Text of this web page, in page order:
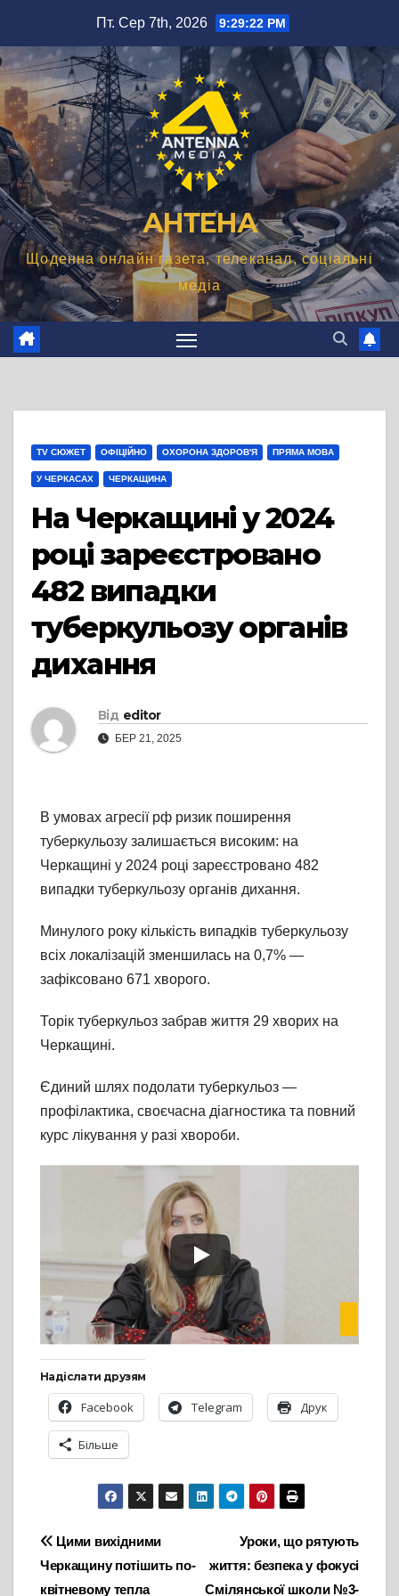
вмісту
Пт. Сер 7th, 2026 9:29:23 PM
АНТЕНА
Щоденна онлайн газета, телеканал, соціальні
медіа
TV СЮЖЕТ ОФІЦІЙНО ОХОРОНА ЗДОРОВ'Я ПРЯМА МОВА
У ЧЕРКАСАХ ЧЕРКАЩИНА
На Черкащині у 2024
році зареєстровано
482 випадки
туберкульозу органів
дихання
Від editor
БЕР 21, 2025
В умовах агресії рф ризик поширення
туберкульозу залишається високим: на
Черкащині у 2024 році зареєстровано 482
випадки туберкульозу органів дихання.
Минулого року кількість випадків туберкульозу
всіх локалізацій зменшилась на 0,7% —
зафіксовано 671 хворого.
Торік туберкульоз забрав життя 29 хворих на
Черкащині.
Єдиний шлях подолати туберкульоз —
профілактика, своєчасна діагностика та повний
курс лікування у разі хвороби.
Надіслати друзям
Facebook Telegram Друк
Більше
Навігація
записів
Уроки, що рятують
життя: безпека у фокусі
Смілянської школи №3-
Цими вихідними
Черкащину потішить по-
квітневому тепла